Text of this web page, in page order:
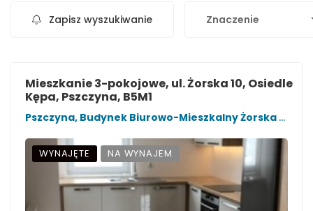
Zapisz wyszukiwanie Znaczenie
Mieszkanie 3-pokojowe, ul. Żorska 10, Osiedle
Kępa, Pszczyna, B5M1
Pszczyna, Budynek Biurowo-Mieszkalny Żorska 10
WYNAJĘTE NA WYNAJEM